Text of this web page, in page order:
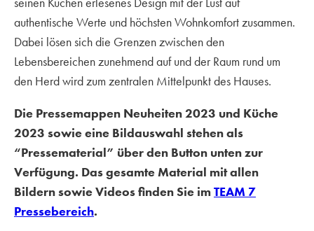
authentische Werte und höchsten Wohnkomfort zusammen.
Dabei lösen sich die Grenzen zwischen den
Lebensbereichen zunehmend auf und der Raum rund um
den Herd wird zum zentralen Mittelpunkt des Hauses.
Die Pressemappen Neuheiten 2023 und Küche
2023 sowie eine Bildauswahl stehen als
“Pressematerial” über den Button unten zur
Verfügung. Das gesamte Material mit allen
Bildern sowie Videos finden Sie imTEAM 7
Pressebereich.